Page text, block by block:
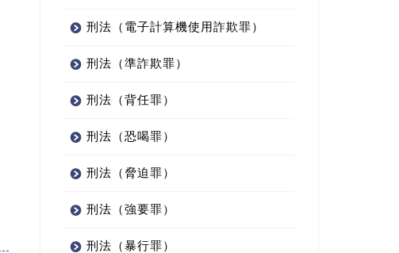
刑法（電子計算機使用詐欺罪）
刑法（準詐欺罪）
刑法（背任罪）
刑法（恐喝罪）
刑法（脅迫罪）
刑法（強要罪）
刑法（暴行罪）